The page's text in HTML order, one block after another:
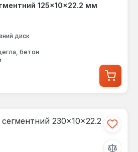
125×10×22.2 мм
диск
бетон